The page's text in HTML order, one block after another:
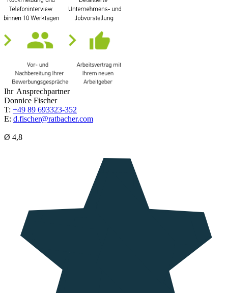
Ihr Ansprechpartner
Donnice Fischer
T: +49 89 693323-352
E: d.fischer@ratbacher.com
Ø 4,8